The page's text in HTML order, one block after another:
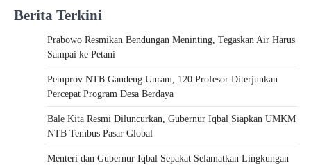
Berita Terkini
Prabowo Resmikan Bendungan Meninting, Tegaskan Air Harus
Sampai ke Petani
Pemprov NTB Gandeng Unram, 120 Profesor Diterjunkan
Percepat Program Desa Berdaya
Bale Kita Resmi Diluncurkan, Gubernur Iqbal Siapkan UMKM
NTB Tembus Pasar Global
Menteri dan Gubernur Iqbal Sepakat Selamatkan Lingkungan